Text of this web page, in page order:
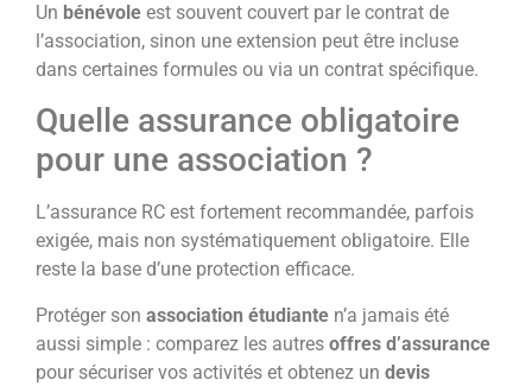
Un bénévole est souvent couvert par le contrat de
l’association, sinon une extension peut être incluse
dans certaines formules ou via un contrat spécifique.
Quelle assurance obligatoire
pour une association ?
L’assurance RC est fortement recommandée, parfois
exigée, mais non systématiquement obligatoire. Elle
reste la base d’une protection efficace.
Protéger son association étudiante n’a jamais été
aussi simple : comparez les autres offres d’assurance
pour sécuriser vos activités et obtenez un devis